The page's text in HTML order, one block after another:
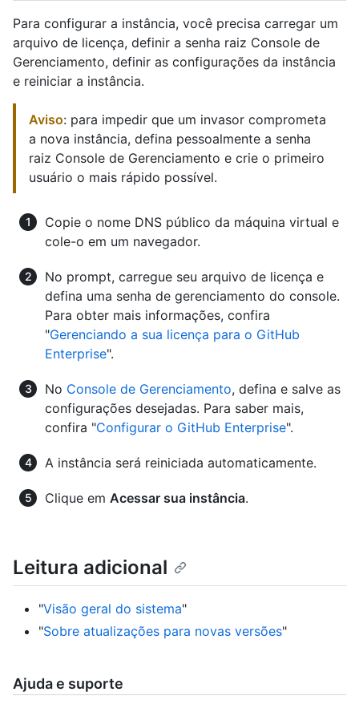
Para configurar a instância, você precisa carregar um
arquivo de licença, definir a senha raiz Console de
Gerenciamento, definir as configurações da instância
e reiniciar a instância.
Aviso: para impedir que um invasor comprometa
a nova instância, defina pessoalmente a senha
raiz Console de Gerenciamento e crie o primeiro
usuário o mais rápido possível.
Copie o nome DNS público da máquina virtual e
cole-o em um navegador.
No prompt, carregue seu arquivo de licença e
defina uma senha de gerenciamento do console.
Para obter mais informações, confira
"Gerenciando a sua licença para o GitHub
Enterprise".
No Console de Gerenciamento, defina e salve as
configurações desejadas. Para saber mais,
confira "Configurar o GitHub Enterprise".
A instância será reiniciada automaticamente.
Clique em Acessar sua instância.
Leitura adicional
"Visão geral do sistema"
"Sobre atualizações para novas versões"
Ajuda e suporte